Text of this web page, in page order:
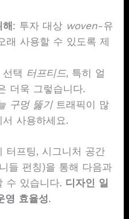
: 투자 대상 woven-유
래 사용할 수 있도록 제
선택 터프티드, 특히 얼
더욱 그렇습니다.
구멍 뚫기트래픽이 많
사용하세요.
터프팅, 시그니처 공간
들 펀칭)을 통해 다음과
수 있습니다. 디자인 일
영 효율성.